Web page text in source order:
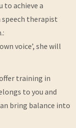
to achieve a
speech therapist
voice’, she will
training in
to you and
bring balance into